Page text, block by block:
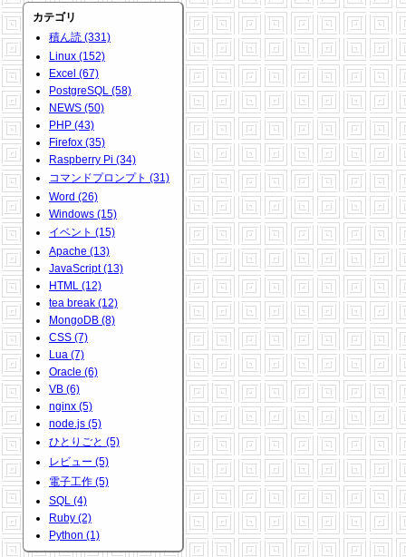
カテゴリ
積ん読 (331)
Linux (152)
Excel (67)
PostgreSQL (58)
NEWS (50)
PHP (43)
Firefox (35)
Raspberry Pi (34)
コマンドプロンプト (31)
Word (26)
Windows (15)
イベント (15)
Apache (13)
JavaScript (13)
HTML (12)
tea break (12)
MongoDB (8)
CSS (7)
Lua (7)
Oracle (6)
VB (6)
nginx (5)
node.js (5)
ひとりごと (5)
レビュー (5)
電子工作 (5)
SQL (4)
Ruby (2)
Python (1)